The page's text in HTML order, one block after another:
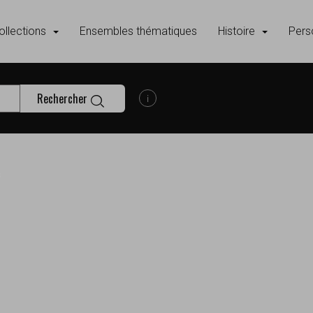
Ensembles thématiques Histoire
Rechercher Afficher les informations d'aide à la